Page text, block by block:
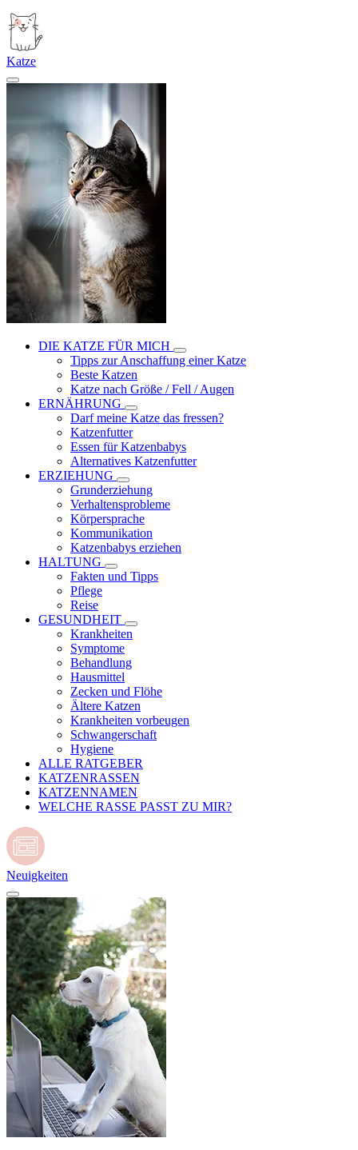
Katze
DIE KATZE FÜR MICH
Tipps zur Anschaffung einer Katze
Beste Katzen
Katze nach Größe / Fell / Augen
ERNÄHRUNG
Darf meine Katze das fressen?
Katzenfutter
Essen für Katzenbabys
Alternatives Katzenfutter
ERZIEHUNG
Grunderziehung
Verhaltensprobleme
Körpersprache
Kommunikation
Katzenbabys erziehen
HALTUNG
Fakten und Tipps
Pflege
Reise
GESUNDHEIT
Krankheiten
Symptome
Behandlung
Hausmittel
Zecken und Flöhe
Ältere Katzen
Krankheiten vorbeugen
Schwangerschaft
Hygiene
ALLE RATGEBER
KATZENRASSEN
KATZENNAMEN
WELCHE RASSE PASST ZU MIR?
Neuigkeiten